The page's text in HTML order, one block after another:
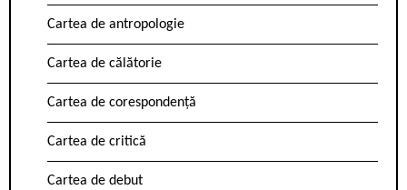
Cartea de antropologie
Cartea de călătorie
Cartea de corespondență
Cartea de critică
Cartea de debut